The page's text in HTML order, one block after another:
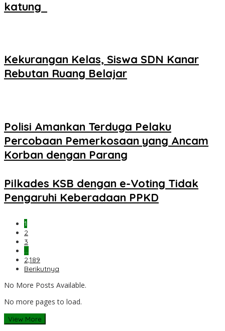
katung ‎
Kekurangan Kelas, Siswa SDN Kanar
Rebutan Ruang Belajar
Polisi Amankan Terduga Pelaku
Percobaan Pemerkosaan yang Ancam
Korban dengan Parang
Pilkades KSB dengan e-Voting Tidak
Pengaruhi Keberadaan PPKD
1
2
3
…
2,189
Berikutnya
No More Posts Available.
No more pages to load.
View More